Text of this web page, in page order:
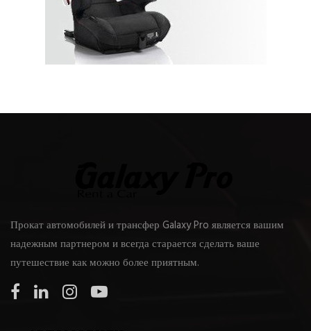
Прокат автомобилей и трансфер Galaxy Pro является вашим
надежным партнером и всегда старается сделать ваше
путешествие как можно более приятным.